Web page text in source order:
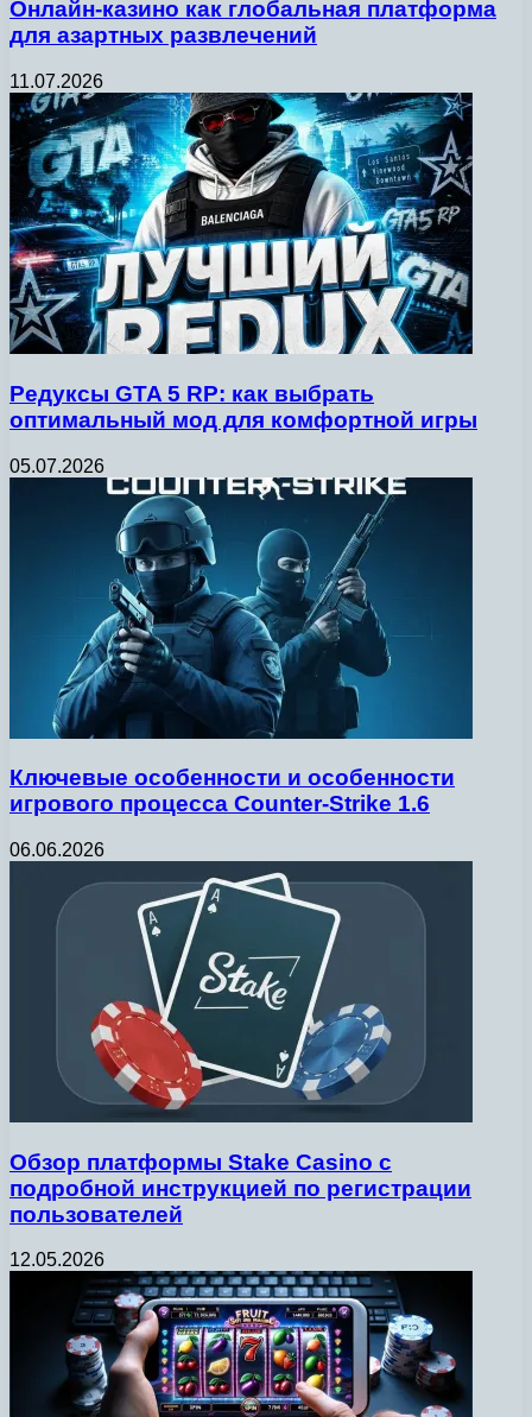
Онлайн-казино как глобальная платформа
для азартных развлечений
11.07.2026
Редуксы GTA 5 RP: как выбрать
оптимальный мод для комфортной игры
05.07.2026
Ключевые особенности и особенности
игрового процесса Counter-Strike 1.6
06.06.2026
Обзор платформы Stake Casino с
подробной инструкцией по регистрации
пользователей
12.05.2026